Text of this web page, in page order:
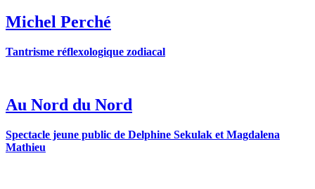
Michel Perché
Tantrisme réflexologique zodiacal
Au Nord du Nord
Spectacle jeune public de Delphine Sekulak et Magdalena
Mathieu